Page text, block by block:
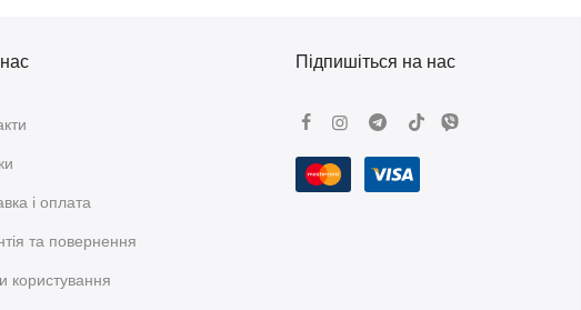
і оплата
та повернення
користування
Підпишіться на нас